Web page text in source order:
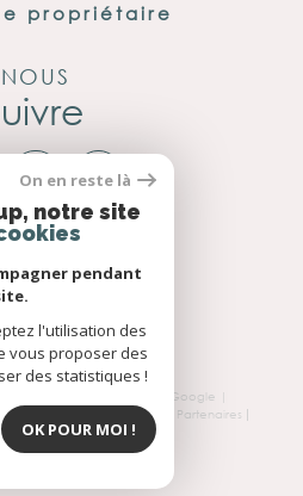
propriétaire
NOUS
NOUS
| Traduction powered by Google |
Mentions légales Admin
Partenaires
RGPD
Cookies
On en reste là
notre site
pendant
l'utilisation des
vous proposer des
des statistiques !
OK POUR MOI !